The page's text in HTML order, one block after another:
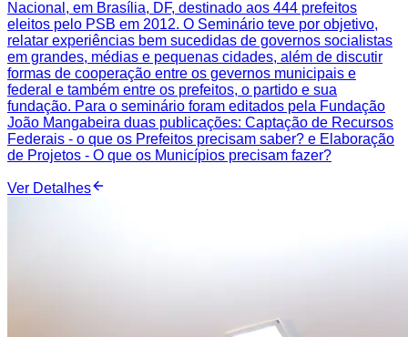
Nacional, em Brasília, DF, destinado aos 444 prefeitos
eleitos pelo PSB em 2012. O Seminário teve por objetivo,
relatar experiências bem sucedidas de governos socialistas
em grandes, médias e pequenas cidades, além de discutir
formas de cooperação entre os gevernos municipais e
federal e também entre os prefeitos, o partido e sua
fundação. Para o seminário foram editados pela Fundação
João Mangabeira duas publicações: Captação de Recursos
Federais - o que os Prefeitos precisam saber? e Elaboração
de Projetos - O que os Municípios precisam fazer?
Ver Detalhes